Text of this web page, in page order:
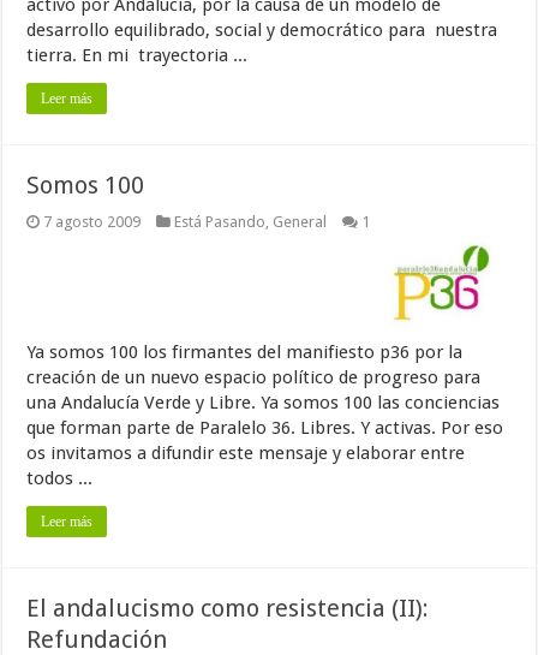
activo por Andalucía, por la causa de un modelo de
desarrollo equilibrado, social y democrático para nuestra
tierra. En mi trayectoria ...
Leer más
Somos 100
7 agosto 2009 Está Pasando, General 1
Ya somos 100 los firmantes del manifiesto p36 por la
creación de un nuevo espacio político de progreso para
una Andalucía Verde y Libre. Ya somos 100 las conciencias
que forman parte de Paralelo 36. Libres. Y activas. Por eso
os invitamos a difundir este mensaje y elaborar entre
todos ...
Leer más
El andalucismo como resistencia (II):
Refundación